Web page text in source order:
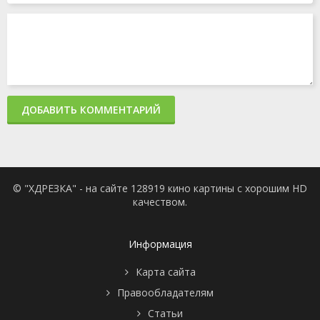
ДОБАВИТЬ КОММЕНТАРИЙ
© "ХДРЕЗКА" - на сайте 128919 кино картины с хорошим HD
качеством.
Информация
Карта сайта
Правообладателям
Статьи